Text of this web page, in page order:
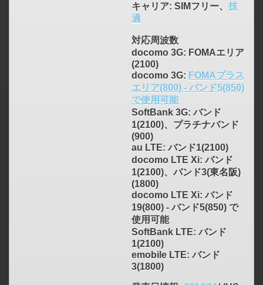
キャリア: SIMフリー、 技
適
対応周波数
docomo 3G: FOMAエリア
(2100)
docomo 3G: FOMAプラス
エリア(800) - バンド5(850)
で使用可能
SoftBank 3G: バンド
1(2100)、プラチナバンド
(900)
au LTE: バンド1(2100)
docomo LTE Xi: バンド
1(2100)、バンド3(東名阪)
(1800)
docomo LTE Xi: バンド
19(800) - バンド5(850) で
使用可能
SoftBank LTE: バンド
1(2100)
emobile LTE: バンド
3(1800)
click to expand contents